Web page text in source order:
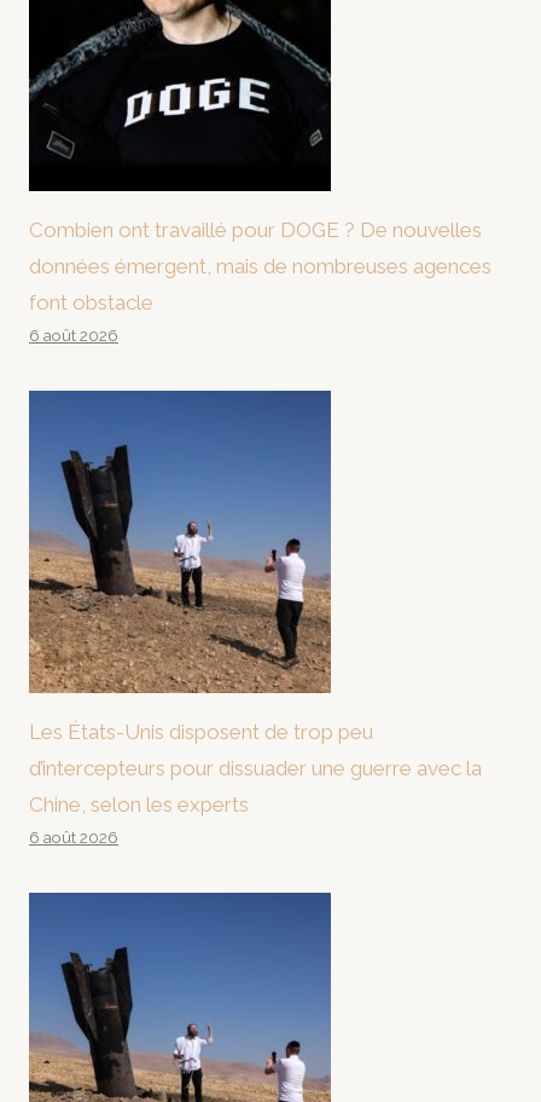
Combien ont travaillé pour DOGE ? De nouvelles
données émergent, mais de nombreuses agences
font obstacle
6 août 2026
Les États-Unis disposent de trop peu
d’intercepteurs pour dissuader une guerre avec la
Chine, selon les experts
6 août 2026